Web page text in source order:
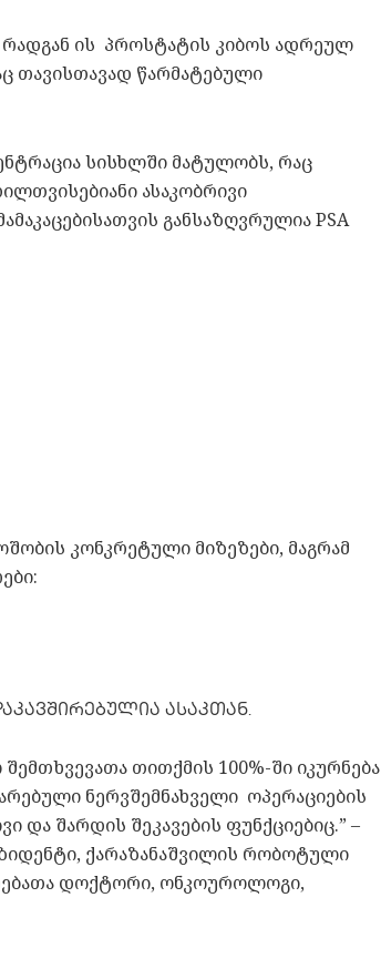
რადგან ის პროსტატის კიბოს ადრეულ
თავისთავად წარმატებული
სისხლში მატულობს, რაც
ასაკობრივი
განსაზღვრულია PSA
კონკრეტული მიზეზები, მაგრამ
ასაკთან.
თითქმის 100%-ში იკურნება
ნერვშემნახველი ოპერაციების
და შარდის შეკავების ფუნქციებიც.” –
ქარაზანაშვილის რობოტული
დოქტორი, ონკოუროლოგი,